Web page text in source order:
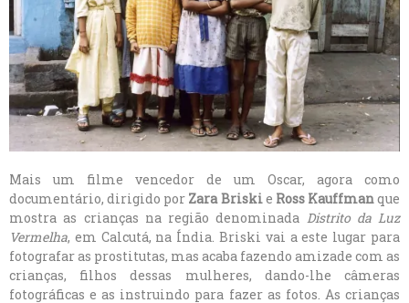
Mais um filme vencedor de um Oscar, agora como
documentário, dirigido por Zara Briskie Ross Kauffmanque
mostra as crianças na região denominada Distrito da Luz
Vermelha, em Calcutá, na Índia. Briski vai a este lugar para
fotografar as prostitutas, mas acaba fazendo amizade com as
crianças, filhos dessas mulheres, dando-lhe câmeras
fotográficas e as instruindo para fazer as fotos. As crianças